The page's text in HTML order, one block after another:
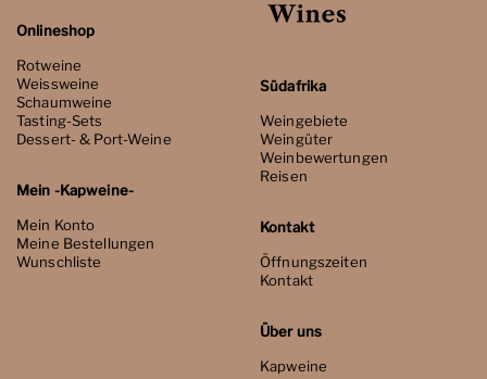
Onlineshop
Rotweine
Weissweine
Schaumweine
Tasting-Sets
Dessert- & Port-Weine
Mein -Kapweine-
Mein Konto
Meine Bestellungen
Wunschliste
Südafrika
Weingebiete
Weingüter
Weinbewertungen
Reisen
Kontakt
Öffnungszeiten
Kontakt
Über uns
Kapweine